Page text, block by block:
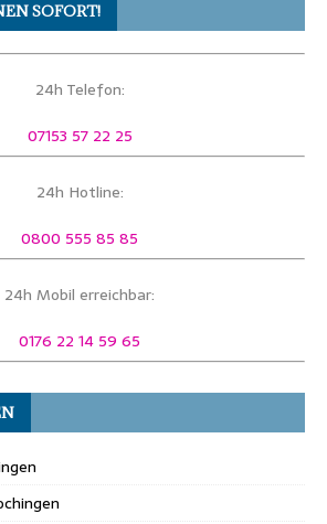
SOFORT!
24h Telefon:
07153 57 22 25
24h Hotline:
0800 555 85 85
24h Mobil erreichbar:
0176 22 14 59 65